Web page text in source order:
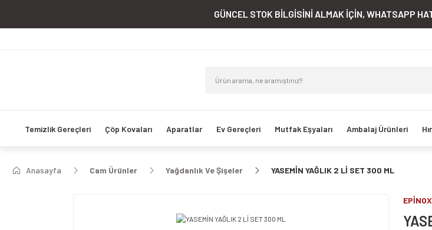
GÜNCEL STOK BİLGİSİNİ ALMAK İÇİN, WHATSAPP
Temizlik Gereçleri Çöp Kovaları Aparatlar Ev Gereçleri Mutfak Eşyaları Ambalaj Ürünleri
Anasayfa Cam Ürünler Yağdanlık Ve Şişeler YASEMİN YAĞLIK 2 Lİ SET 300 ML
EPİNOX